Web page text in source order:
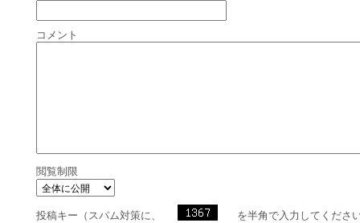
コメント
閲覧制限
投稿キー（スパム対策に、 を半角で入力してくださ